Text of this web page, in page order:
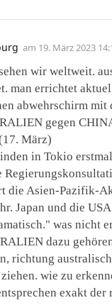
am 19. März 2023
wir weltweit.
man errichtet
abwehrschirm mit
gegen
März)
in Tokio
die Asien-Pazifik-
Japan und die
was nicht
dazu
richtung
wie zu
exakt der